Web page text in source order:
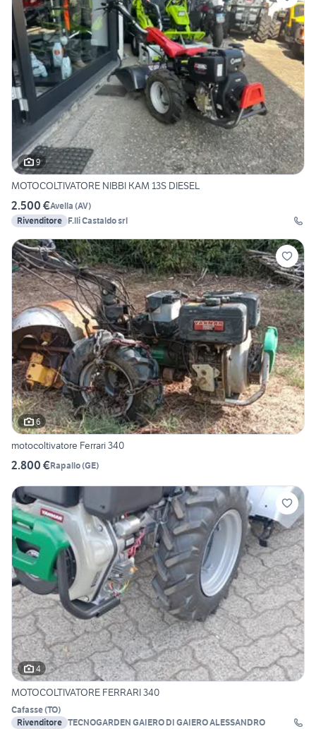
9
MOTOCOLTIVATORE NIBBI KAM 13S DIESEL
2.500 €Avella (AV)
Rivenditore F.lli Castaldo srl
6
motocoltivatore Ferrari 340
2.800 €Rapallo(GE)
4
MOTOCOLTIVATORE FERRARI 340
Cafasse(TO)
Rivenditore TECNOGARDEN GAIERO DI GAIERO ALESSANDRO